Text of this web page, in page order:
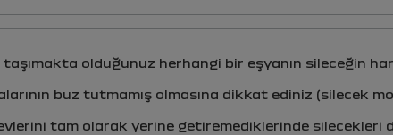
olduğunuz herhangi bir eşyanın sileceğin
buz tutmamış olmasına dikkat ediniz (silecek
tam olarak yerine getiremediklerinde silecekleri